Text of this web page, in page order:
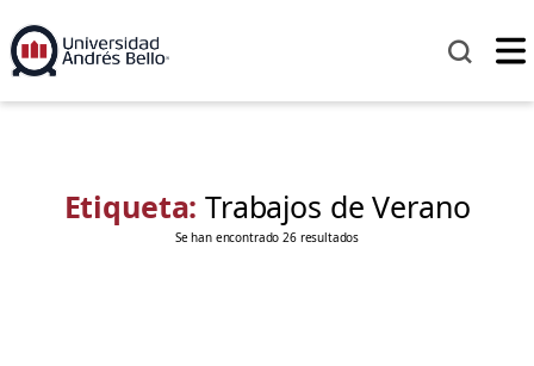
Etiqueta:Trabajos de Verano
Se han encontrado 26 resultados